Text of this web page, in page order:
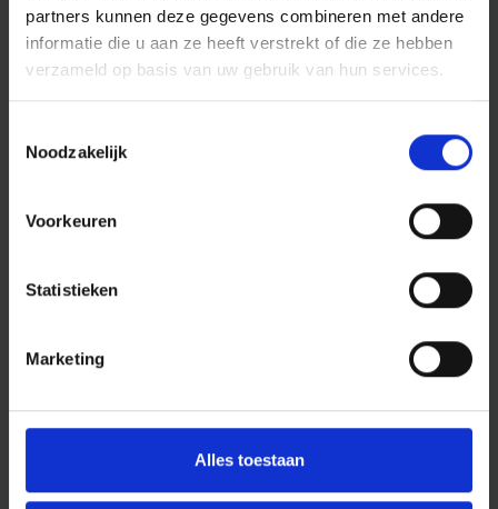
partners kunnen deze gegevens combineren met andere
informatie die u aan ze heeft verstrekt of die ze hebben
verzameld op basis van uw gebruik van hun services.
Noodzakelijk
Voorkeuren
Statistieken
Marketing
Alles toestaan